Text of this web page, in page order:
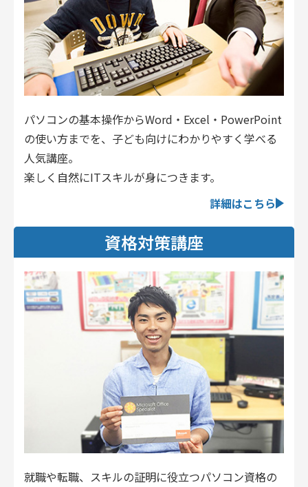
パソコンの基本操作からWord・Excel・PowerPoint
の使い方までを、子ども向けにわかりやすく学べる
人気講座。
楽しく自然にITスキルが身につきます。
詳細はこちら
資格対策講座
就職や転職、スキルの証明に役立つパソコン資格の